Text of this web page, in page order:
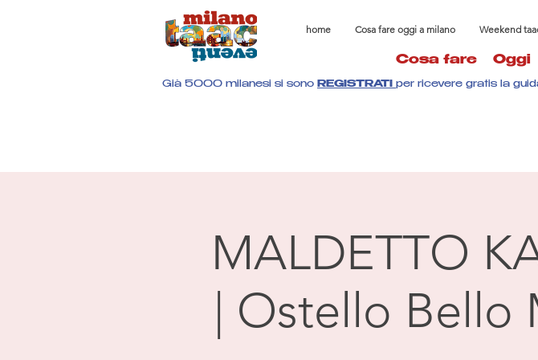
home Cosa fare oggi a milano Weekend
Cosa fare
Già 5000 milanesi si sono REGISTRATI per ricevere gratis la
MALDETTO
| Ostello Bello